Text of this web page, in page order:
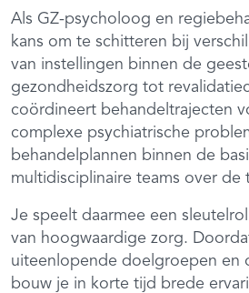
Als GZ-psycholoog en
kans om te schitteren bij
van instellingen binnen de
gezondheidszorg tot
coördineert behandeltrajecten
complexe psychiatrische
behandelplannen binnen de
multidisciplinaire teams over de
Je speelt daarmee een
van hoogwaardige zorg.
uiteenlopende doelgroepen en
bouw je in korte tijd brede